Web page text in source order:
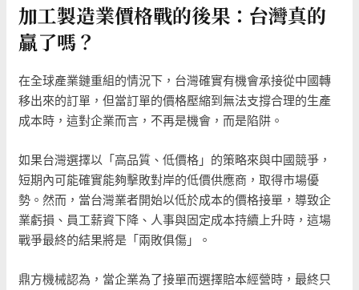
加工製造業價格戰的後果：台灣真的
贏了嗎？
在全球產業鏈重組的情況下，台灣確實有機會承接從中國轉
移出來的訂單，但當訂單的價格壓縮到無法支撐合理的生產
成本時，這對企業而言，不再是機會，而是陷阱。
如果台灣選擇以「高品質、低價格」的策略來與中國競爭，
短期內可能確實能夠擊敗對岸的低價供應商，取得市場優
勢。然而，當台灣業者開始以低於成本的價格接單，導致企
業虧損、員工薪資下降、人事與固定成本持續上升時，這場
戰爭最終的結果將是「兩敗俱傷」。
鼎方機械認為，當企業為了接單而選擇賠本經營時，最終只